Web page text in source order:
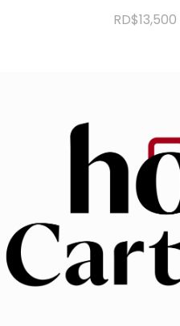
RD$13,500